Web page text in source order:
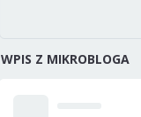
WPIS Z MIKROBLOGA